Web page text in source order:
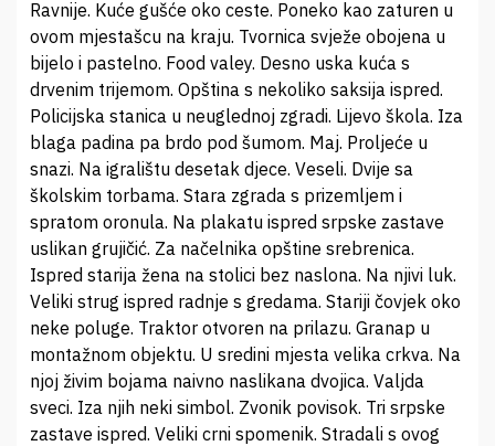
Ravnije. Kuće gušće oko ceste. Poneko kao zaturen u
ovom mjestašcu na kraju. Tvornica svježe obojena u
bijelo i pastelno. Food valey. Desno uska kuća s
drvenim trijemom. Opština s nekoliko saksija ispred.
Policijska stanica u neuglednoj zgradi. Lijevo škola. Iza
blaga padina pa brdo pod šumom. Maj. Proljeće u
snazi. Na igralištu desetak djece. Veseli. Dvije sa
školskim torbama. Stara zgrada s prizemljem i
spratom oronula. Na plakatu ispred srpske zastave
uslikan grujičić. Za načelnika opštine srebrenica.
Ispred starija žena na stolici bez naslona. Na njivi luk.
Veliki strug ispred radnje s gredama. Stariji čovjek oko
neke poluge. Traktor otvoren na prilazu. Granap u
montažnom objektu. U sredini mjesta velika crkva. Na
njoj živim bojama naivno naslikana dvojica. Valjda
sveci. Iza njih neki simbol. Zvonik povisok. Tri srpske
zastave ispred. Veliki crni spomenik. Stradali s ovog